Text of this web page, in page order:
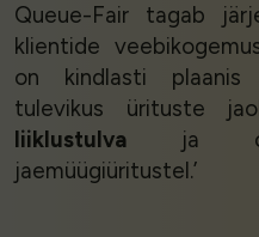
Queue-Fair tagab
klientide
on kindlasti plaanis
tulevikus ürituste
liiklustulva ja
jaemüügiüritustel.’